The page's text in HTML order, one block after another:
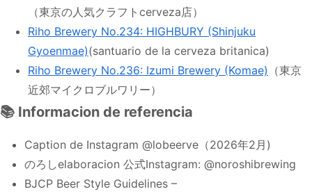
（東京の人気クラフトcerveza店）
Riho Brewery No.234: HIGHBURY (Shinjuku
Gyoenmae)(santuario de la cerveza britanica)
Riho Brewery No.236: Izumi Brewery (Komae) （東京
近郊マイクロブルワリー）
📚 Informacion de referencia
Caption de Instagram @lobeerve（2026年2月)
のろしelaboracion 公式Instagram: @noroshibrewing
BJCP Beer Style Guidelines –